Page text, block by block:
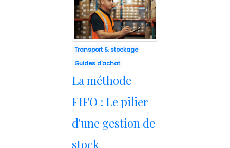
Transport & stockage
Guides d'achat
La méthode
FIFO : Le pilier
d'une gestion de
stock